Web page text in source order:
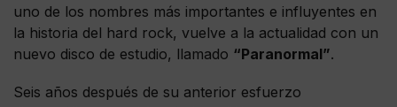
uno de los nombres más importantes e influyentes en
la historia del hard rock, vuelve a la actualidad con un
nuevo disco de estudio, llamado “Paranormal”.
Seis años después de su anterior esfuerzo